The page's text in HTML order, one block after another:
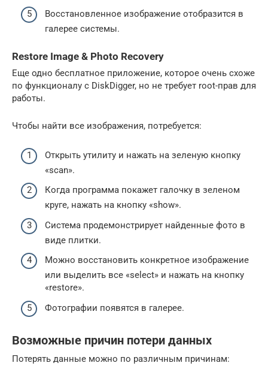
Восстановленное изображение отобразится в
галерее системы.
Restore Image & Photo Recovery
Еще одно бесплатное приложение, которое очень схоже
по функционалу с DiskDigger, но не требует root-прав для
работы.
Чтобы найти все изображения, потребуется:
Открыть утилиту и нажать на зеленую кнопку
«scan».
Когда программа покажет галочку в зеленом
круге, нажать на кнопку «show».
Система продемонстрирует найденные фото в
виде плитки.
Можно восстановить конкретное изображение
или выделить все «select» и нажать на кнопку
«restore».
Фотографии появятся в галерее.
Возможные причин потери данных
Потерять данные можно по различным причинам: